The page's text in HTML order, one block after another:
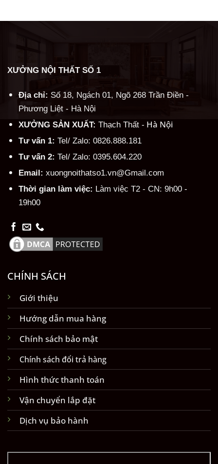
XƯỞNG NỘI THẤT SỐ 1
Địa chỉ: Số 18, Ngách 01, Ngõ 268 Trần Điền -
Phương Liệt - Hà Nội
XƯỞNG SẢN XUẤT: Thạch Thất - Hà Nội
Tư vấn 1: Tel/ Zalo: 0826.888.181
Tư vấn 2: Tel/ Zalo: 0395.604.220
Email: xuongnoithatso1.vn@Gmail.com
Thời gian làm việc: Làm việc T2 - CN: 9h00 -
19h00
CHÍNH SÁCH
Giới thiệu
Hướng dẫn mua hàng
Chính sách bảo mật
Chính sách đổi trả hàng
Hình thức thanh toán
Vận chuyển lắp đặt
Dịch vụ bảo hành